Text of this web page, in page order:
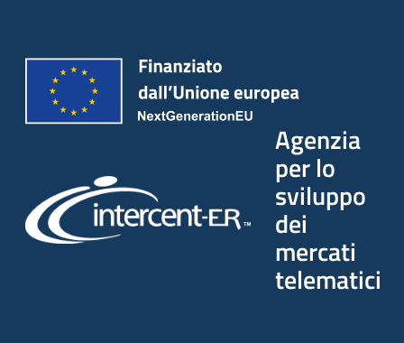
Agenzia
per lo
sviluppo
dei
mercati
telematici